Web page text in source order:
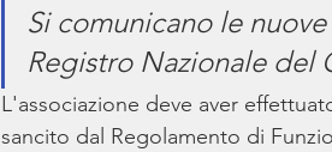
Si comunicano le
Registro Nazionale del
L'associazione deve aver
sancito dal Regolamento di